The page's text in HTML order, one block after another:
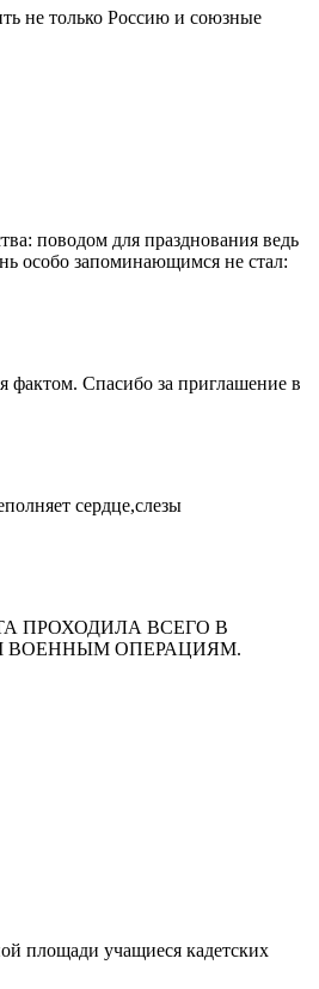
не только Россию и союзные
поводом для празднования ведь
особо запоминающимся не стал:
фактом. Спасибо за приглашение в
сердце,слезы
ПРОХОДИЛА ВСЕГО В
ВОЕННЫМ ОПЕРАЦИЯМ.
площади учащиеся кадетских